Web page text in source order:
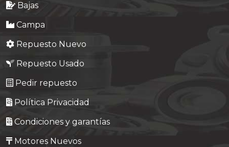
Bajas
Campa
Repuesto Nuevo
Repuesto Usado
Pedir repuesto
Política Privacidad
Condiciones y garantías
Motores Nuevos